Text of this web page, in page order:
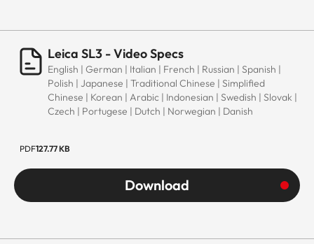
Leica SL3 - Video Specs
English | German | Italian | French | Russian | Spanish |
Polish | Japanese | Traditional Chinese | Simplified
Chinese | Korean | Arabic | Indonesian | Swedish | Slovak |
Czech | Portugese | Dutch | Norwegian | Danish
PDF127.77 KB
Download